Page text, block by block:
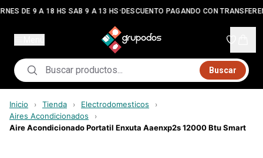
DE 9 A 18 HS SAB 9 A 13 HS•DESCUENTO PAGANDO CON
Buscar
Inicio › Tienda › Electrodomesticos ›
Aires Acondicionados ›
Aire Acondicionado Portatil Enxuta Aaenxp2s 12000 Btu Smart